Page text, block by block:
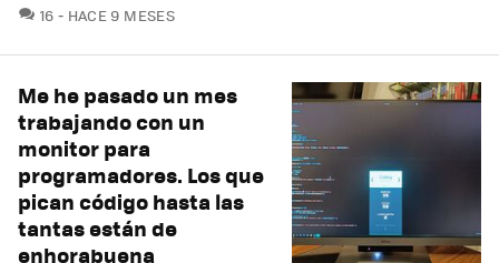
16 COMENTARIOS
HACE 9 MESES
Me he pasado un mes
trabajando con un
monitor para
programadores. Los que
pican código hasta las
tantas están de
enhorabuena